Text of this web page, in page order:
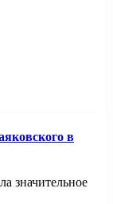
в
значительное